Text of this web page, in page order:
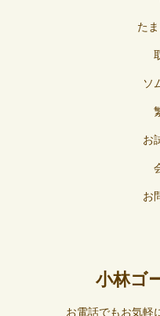
た
ソ
お
お
小林ゴ
お電話でもお気軽